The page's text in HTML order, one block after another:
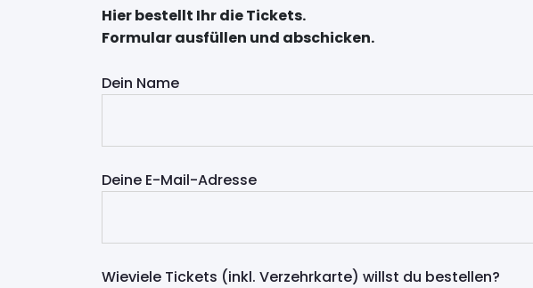
Hier bestellt Ihr die Tickets.
Formular ausfüllen und abschicken.
Dein Name
Deine E-Mail-Adresse
Wieviele Tickets (inkl. Verzehrkarte) willst du bestellen?